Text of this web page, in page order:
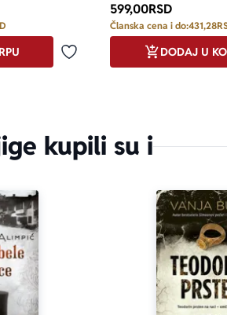
Dodaj u omiljene
599,00RSD
Članska cena i do:431,28
DODAJ U
kupili su i